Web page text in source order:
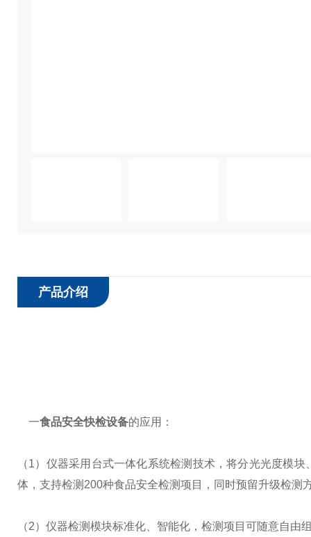
产品介绍
一食品安全快检设备的应用：
（1）仪器采用台式一体化系统检测技术，将分光光度模
体，支持检测200种食品安全检测项目，同时预留升级检测
（2）仪器检测模块标准化、智能化，检测项目可随意自